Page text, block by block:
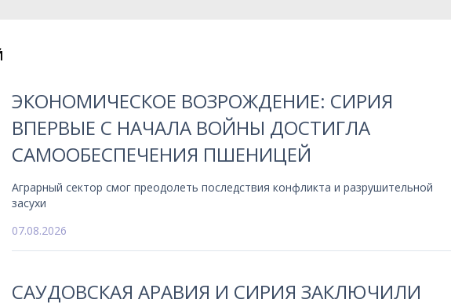
ЭКОНОМИЧЕСКОЕ ВОЗРОЖДЕНИЕ: СИРИЯ
ВПЕРВЫЕ С НАЧАЛА ВОЙНЫ ДОСТИГЛА
САМООБЕСПЕЧЕНИЯ ПШЕНИЦЕЙ
Аграрный сектор смог преодолеть последствия конфликта и разрушительной
засухи
07.08.2026
САУДОВСКАЯ АРАВИЯ И СИРИЯ ЗАКЛЮЧИЛИ